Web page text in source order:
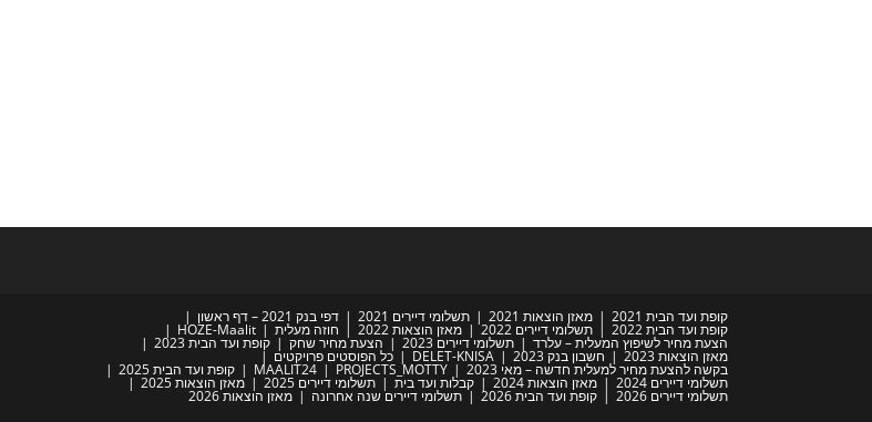
קופת ועד הבית 2021 מאזן הוצאות 2021 תשלומי דיירים 2021 דפי בנק 2021 – דף ראשון
קופת ועד הבית 2022 תשלומי דיירים 2022 מאזן הוצאות 2022 חוזה מעלית HOZE-Maalit
הצעת מחיר לשיפוץ המעלית – עלרד תשלומי דיירים 2023 הצעת מחיר שחק קופת ועד הבית 2023
מאזן הוצאות 2023 חשבון בנק 2023 DELET-KNISA כל הפוסטים פרויקטים
בקשה להצעת מחיר למעלית חדשה – מאי 2023 PROJECTS_MOTTY
MAALIT24 קופת ועד הבית 2025
תשלומי דיירים 2024 מאזן הוצאות 2024 קבלות ועד בית תשלומי דיירים 2025 מאזן הוצאות 2025
תשלומי דיירים 2026 קופת ועד הבית 2026 תשלומי דיירים שנה אחרונה מאזן הוצאות 2026